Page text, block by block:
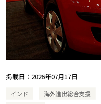
掲載日： 2026年07月17日
インド 海外進出総合支援